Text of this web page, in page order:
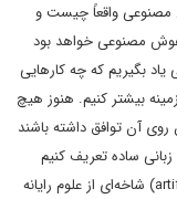
مصنوعی واقعاً چیست و
هوش مصنوعی خواهد بود
بگیریم که چه کارهایی
بیشتر کنیم. هنوز هیچ
آن توافق داشته باشند
ساده تعریف کنیم
می‌توان گفت: هوش مصنوعی یا (artificial intelligence) شاخه‌ای از علوم رایانه